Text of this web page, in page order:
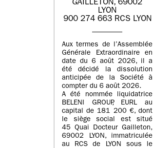
GAILLETON, 69002
LYON
900 274 663 RCS LYON
Aux termes de l’Assemblée
Générale Extraordinaire en
date du 6 août 2026, il a
été décidé la dissolution
anticipée de la Société à
compter du 6 août 2026.
A été nommée liquidatrice
BELENI GROUP, EURL au
capital de 181 200 €, dont
le siège social est situé
45 Quai Docteur Gailleton,
69002 LYON, immatriculée
au RCS de LYON sous le